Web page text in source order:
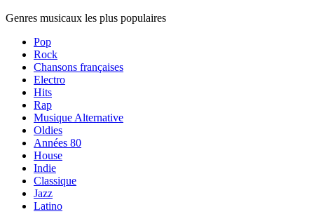
Genres musicaux les plus populaires
Pop
Rock
Chansons françaises
Electro
Hits
Rap
Musique Alternative
Oldies
Années 80
House
Indie
Classique
Jazz
Latino